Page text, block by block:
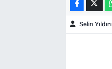
Selin